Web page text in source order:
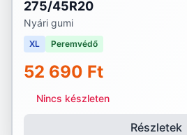
275/45R20
Nyári gumi
XL Peremvédő
52 690 Ft
Nincs készleten
Részletek